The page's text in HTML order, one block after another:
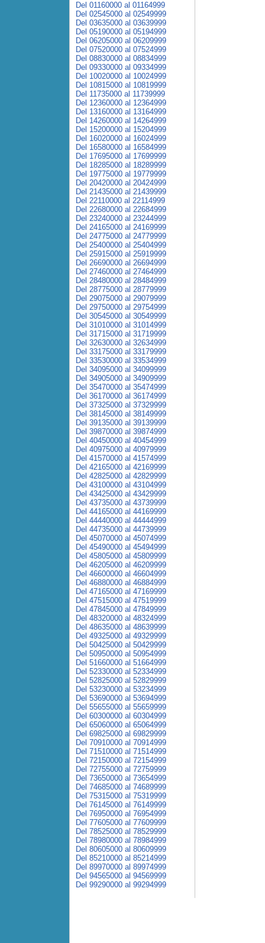
Del 01160000 al 01164999
Del 02545000 al 02549999
Del 03635000 al 03639999
Del 05190000 al 05194999
Del 06205000 al 06209999
Del 07520000 al 07524999
Del 08830000 al 08834999
Del 09330000 al 09334999
Del 10020000 al 10024999
Del 10815000 al 10819999
Del 11735000 al 11739999
Del 12360000 al 12364999
Del 13160000 al 13164999
Del 14260000 al 14264999
Del 15200000 al 15204999
Del 16020000 al 16024999
Del 16580000 al 16584999
Del 17695000 al 17699999
Del 18285000 al 18289999
Del 19775000 al 19779999
Del 20420000 al 20424999
Del 21435000 al 21439999
Del 22110000 al 22114999
Del 22680000 al 22684999
Del 23240000 al 23244999
Del 24165000 al 24169999
Del 24775000 al 24779999
Del 25400000 al 25404999
Del 25915000 al 25919999
Del 26690000 al 26694999
Del 27460000 al 27464999
Del 28480000 al 28484999
Del 28775000 al 28779999
Del 29075000 al 29079999
Del 29750000 al 29754999
Del 30545000 al 30549999
Del 31010000 al 31014999
Del 31715000 al 31719999
Del 32630000 al 32634999
Del 33175000 al 33179999
Del 33530000 al 33534999
Del 34095000 al 34099999
Del 34905000 al 34909999
Del 35470000 al 35474999
Del 36170000 al 36174999
Del 37325000 al 37329999
Del 38145000 al 38149999
Del 39135000 al 39139999
Del 39870000 al 39874999
Del 40450000 al 40454999
Del 40975000 al 40979999
Del 41570000 al 41574999
Del 42165000 al 42169999
Del 42825000 al 42829999
Del 43100000 al 43104999
Del 43425000 al 43429999
Del 43735000 al 43739999
Del 44165000 al 44169999
Del 44440000 al 44444999
Del 44735000 al 44739999
Del 45070000 al 45074999
Del 45490000 al 45494999
Del 45805000 al 45809999
Del 46205000 al 46209999
Del 46600000 al 46604999
Del 46880000 al 46884999
Del 47165000 al 47169999
Del 47515000 al 47519999
Del 47845000 al 47849999
Del 48320000 al 48324999
Del 48635000 al 48639999
Del 49325000 al 49329999
Del 50425000 al 50429999
Del 50950000 al 50954999
Del 51660000 al 51664999
Del 52330000 al 52334999
Del 52825000 al 52829999
Del 53230000 al 53234999
Del 53690000 al 53694999
Del 55655000 al 55659999
Del 60300000 al 60304999
Del 65060000 al 65064999
Del 69825000 al 69829999
Del 70910000 al 70914999
Del 71510000 al 71514999
Del 72150000 al 72154999
Del 72755000 al 72759999
Del 73650000 al 73654999
Del 74685000 al 74689999
Del 75315000 al 75319999
Del 76145000 al 76149999
Del 76950000 al 76954999
Del 77605000 al 77609999
Del 78525000 al 78529999
Del 78980000 al 78984999
Del 80605000 al 80609999
Del 85210000 al 85214999
Del 89970000 al 89974999
Del 94565000 al 94569999
Del 99290000 al 99294999